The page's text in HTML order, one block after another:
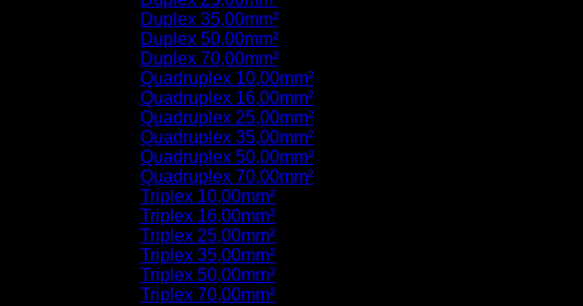
Duplex 35,00mm²
Duplex 50,00mm²
Duplex 70,00mm²
Quadruplex 10,00mm²
Quadruplex 16,00mm²
Quadruplex 25,00mm²
Quadruplex 35,00mm²
Quadruplex 50,00mm²
Quadruplex 70,00mm²
Triplex 10,00mm²
Triplex 16,00mm²
Triplex 25,00mm²
Triplex 35,00mm²
Triplex 50,00mm²
Triplex 70,00mm²